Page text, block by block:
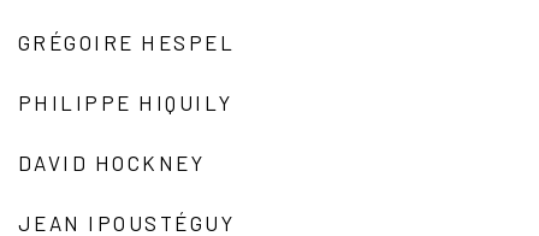
GRÉGOIRE HESPEL
PHILIPPE HIQUILY
DAVID HOCKNEY
JEAN IPOUSTÉGUY